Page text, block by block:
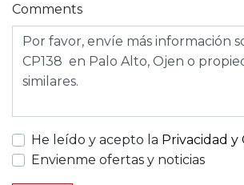
Comments
He leído y acepto la Privacidad y
Envienme ofertas y noticias